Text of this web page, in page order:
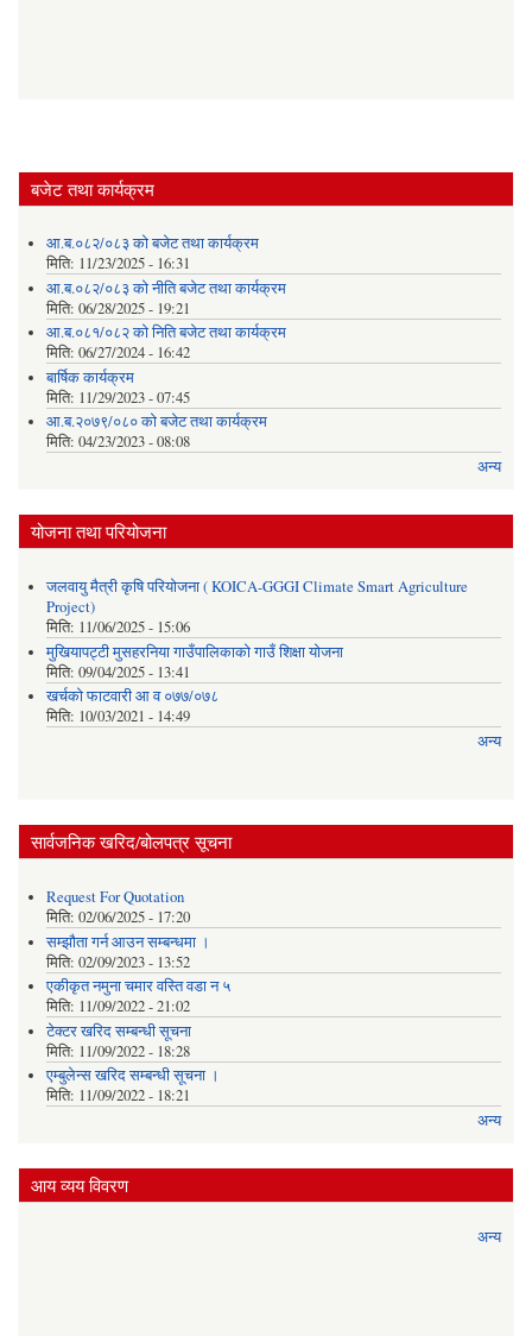
बजेट तथा कार्यक्रम
आ.ब.०८२/०८३ को बजेट तथा कार्यक्रम
मिति: 11/23/2025 - 16:31
आ.ब.०८२/०८३ को नीति बजेट तथा कार्यक्रम
मिति: 06/28/2025 - 19:21
आ.ब.०८१/०८२ को निति बजेट तथा कार्यक्रम
मिति: 06/27/2024 - 16:42
बार्षिक कार्यक्रम
मिति: 11/29/2023 - 07:45
आ.ब.२०७९/०८० को बजेट तथा कार्यक्रम
मिति: 04/23/2023 - 08:08
अन्य
योजना तथा परियोजना
जलवायु मैत्री कृषि परियोजना ( KOICA-GGGI Climate Smart Agriculture
Project)
मिति: 11/06/2025 - 15:06
मुखियापट्टी मुसहरनिया गाउँपालिकाको गाउँ शिक्षा योजना
मिति: 09/04/2025 - 13:41
खर्चकाे फाटवारी आ व ०७७/०७८
मिति: 10/03/2021 - 14:49
अन्य
सार्वजनिक खरिद/बोलपत्र सूचना
Request For Quotation
मिति: 02/06/2025 - 17:20
सम्झौता गर्न आउन सम्बन्धमा ।
मिति: 02/09/2023 - 13:52
एकीकृत नमुना चमार वस्ति वडा न ५
मिति: 11/09/2022 - 21:02
टेक्टर खरिद सम्बन्धी सूचना
मिति: 11/09/2022 - 18:28
एम्बुलेन्स खरिद सम्बन्धी सूचना ।
मिति: 11/09/2022 - 18:21
अन्य
आय व्यय विवरण
अन्य